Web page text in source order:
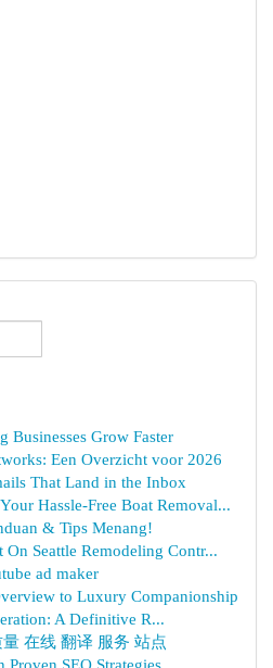
Businesses Grow Faster
Een Overzicht voor 2026
That Land in the Inbox
Hassle-Free Boat Removal...
& Tips Menang!
On Seattle Remodeling Contr...
ad maker
to Luxury Companionship
A Definitive R...
在线 翻译 服务 站点